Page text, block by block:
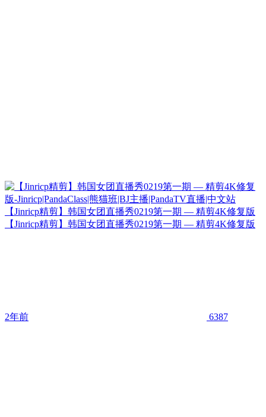
【Jinricp精剪】韩国女团直播秀0219第一期 — 精剪4K修复版
【Jinricp精剪】韩国女团直播秀0219第一期 — 精剪4K修复版
2年前 6387